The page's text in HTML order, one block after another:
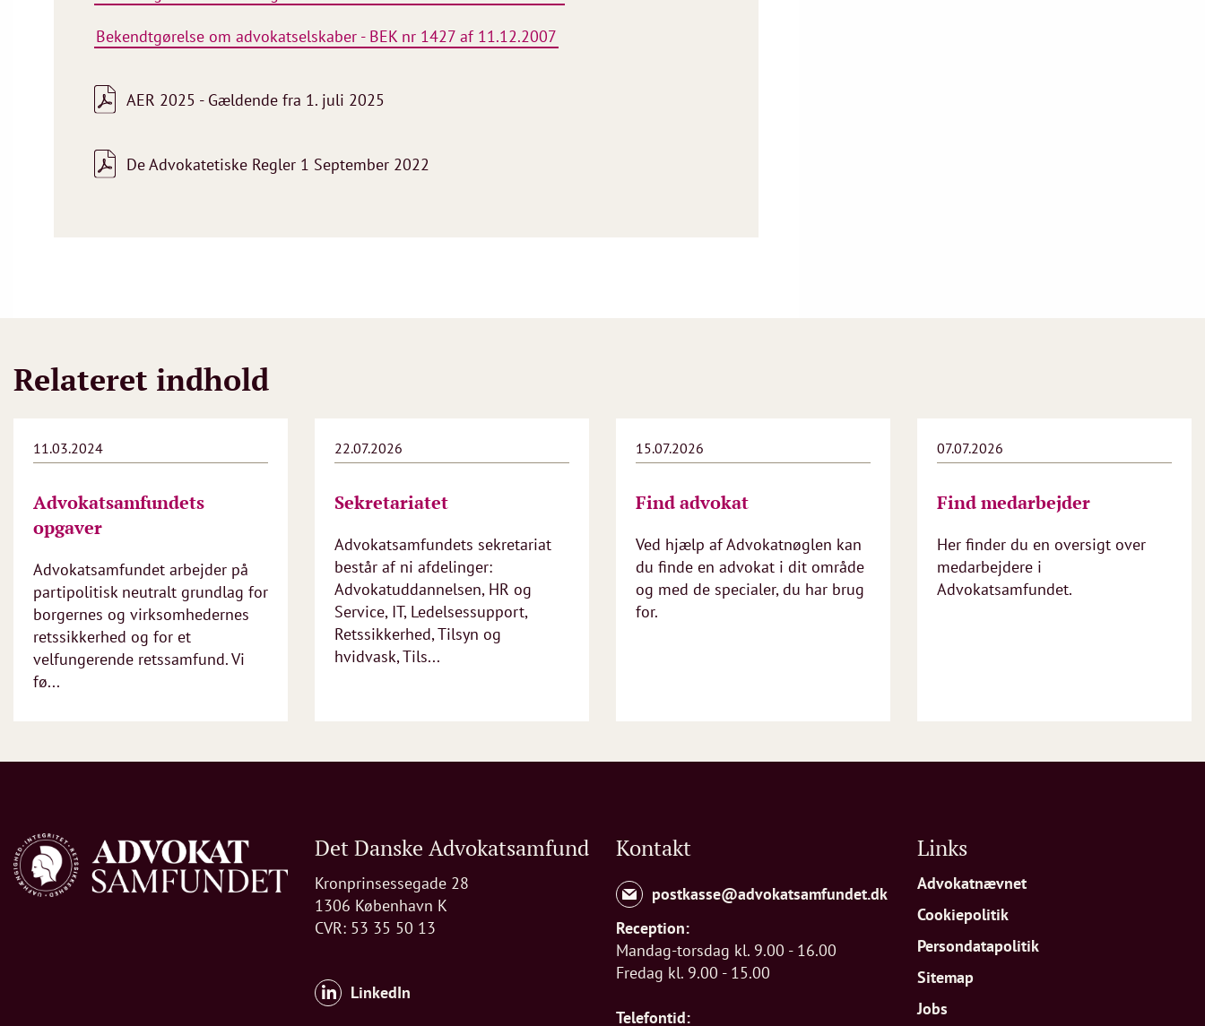
Bekendtgørelse om advokatselskaber - BEK nr 1427 af 11.12.2007
AER 2025 - Gældende fra 1. juli 2025
De Advokatetiske Regler 1 September 2022
Relateret indhold
11.03.2024
Advokatsamfundets
opgaver
Advokatsamfundet arbejder på
partipolitisk neutralt grundlag for
borgernes og virksomhedernes
retssikkerhed og for et
velfungerende retssamfund. Vi
fø...
22.07.2026
Sekretariatet
Advokatsamfundets sekretariat
består af ni afdelinger:
Advokatuddannelsen, HR og
Service, IT, Ledelsessupport,
Retssikkerhed, Tilsyn og
hvidvask, Tils...
15.07.2026
Find advokat
Ved hjælp af Advokatnøglen kan
du finde en advokat i dit område
og med de specialer, du har brug
for.
07.07.2026
Find medarbejder
Her finder du en oversigt over
medarbejdere i
Advokatsamfundet.
Det Danske Advokatsamfund
Kronprinsessegade 28
1306 København K
CVR: 53 35 50 13
LinkedIn
Kontakt
postkasse@advokatsamfundet.dk
Reception:
Mandag-torsdag kl. 9.00 - 16.00
Fredag kl. 9.00 - 15.00
Telefontid:
Links
Advokatnævnet
Cookiepolitik
Persondatapolitik
Sitemap
Jobs